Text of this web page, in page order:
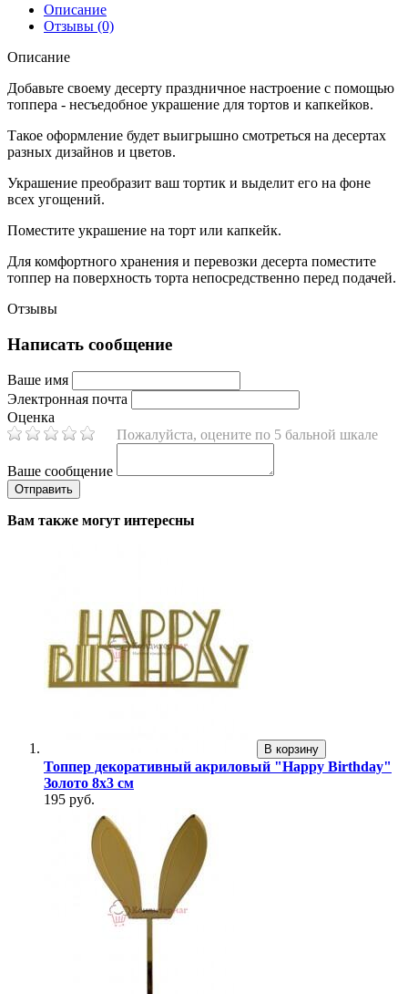
Описание
Отзывы (0)
Описание
Добавьте своему десерту праздничное настроение с помощью
топпера - несъедобное украшение для тортов и капкейков.
Такое оформление будет выигрышно смотреться на десертах
разных дизайнов и цветов.
Украшение преобразит ваш тортик и выделит его на фоне
всех угощений.
Поместите украшение на торт или капкейк.
Для комфортного хранения и перевозки десерта поместите
топпер на поверхность торта непосредственно перед подачей.
Отзывы
Написать сообщение
Ваше имя
Электронная почта
Оценка
Пожалуйста, оцените по 5 бальной шкале
Ваше сообщение
Вам также могут интересны
В корзину
Топпер декоративный акриловый "Happy Birthday"
Золото 8х3 см
195 руб.